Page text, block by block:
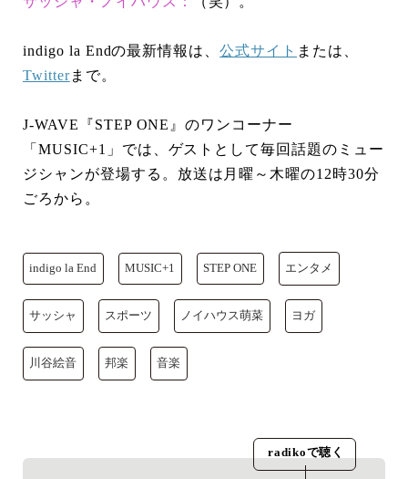
indigo la Endの最新情報は、公式サイト または、
Twitterまで。
J-WAVE『STEP ONE』のワンコーナー
「MUSIC+1」では、ゲストとして毎回話題のミュー
ジシャンが登場する。放送は月曜～木曜の12時30分
ごろから。
indigo la End MUSIC+1 STEP ONE エンタメ
サッシャ スポーツ ノイハウス萌菜 ヨガ
川谷絵音 邦楽 音楽
radikoで聴く